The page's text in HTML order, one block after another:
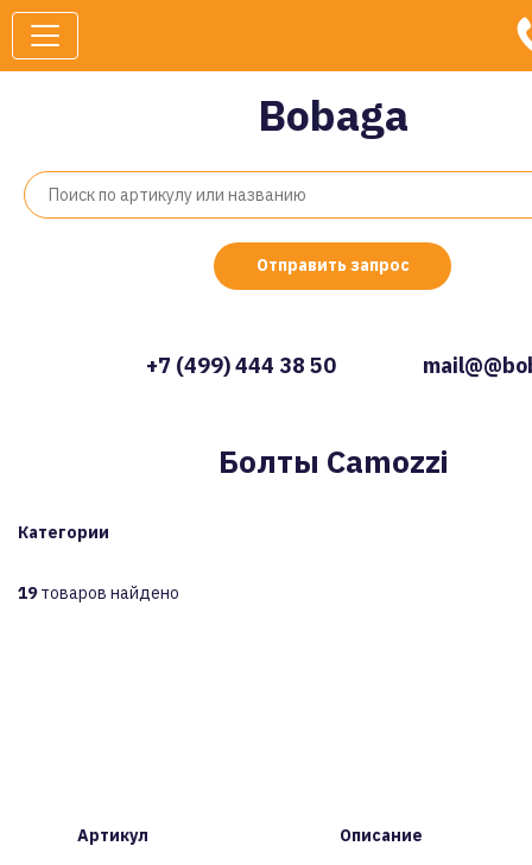
Bobaga
Отправить запрос
+7 (499) 444 38 50
Болты Camozzi
Категории
19товаров найдено
Артикул Описание